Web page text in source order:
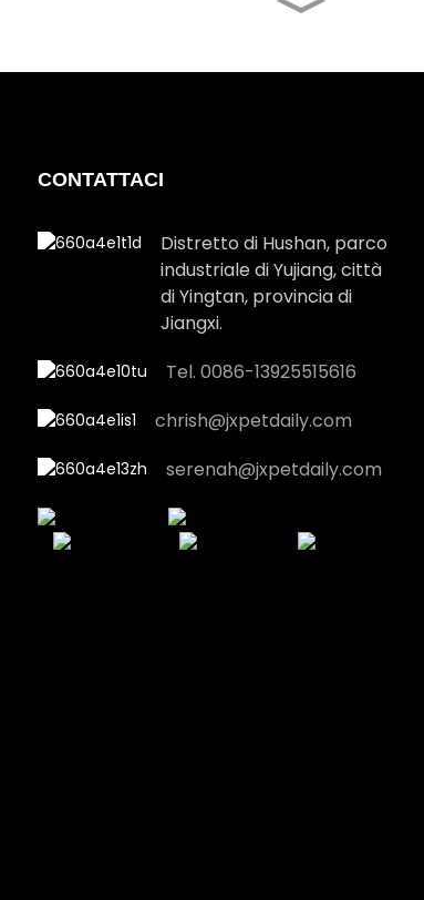
Giocattolo in lattice a
scatola regalo natalizia
Giocattolo di Babbo
Natale in lattice per
CONTATTACI
Distretto di Hushan, parco
industriale di Yujiang, città
di Yingtan, provincia di
Jiangxi.
Tel. 0086-13925515616
chrish@jxpetdaily.com
serenah@jxpetdaily.com